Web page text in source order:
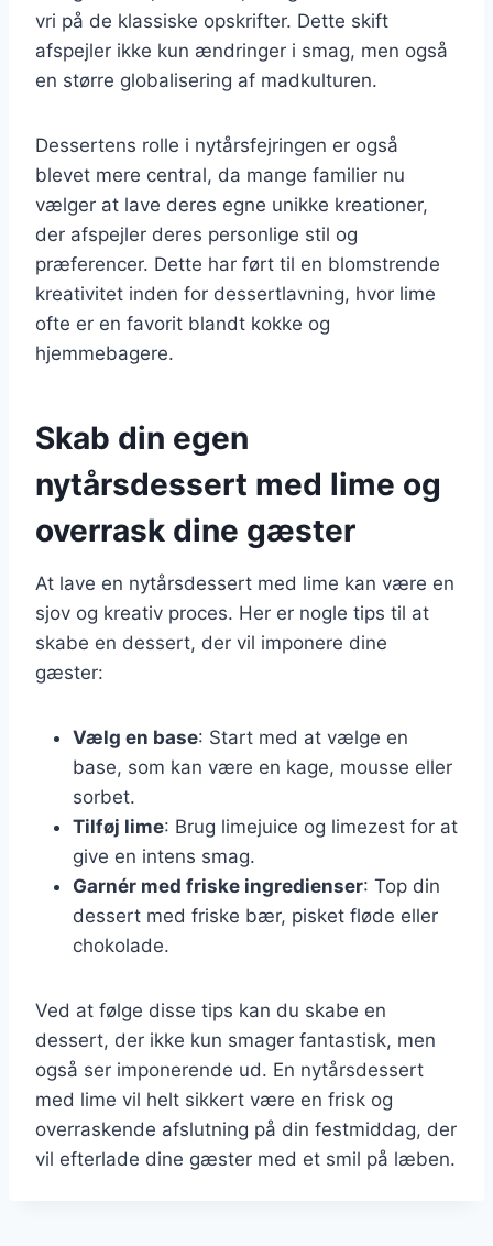
vri på de klassiske opskrifter. Dette skift
afspejler ikke kun ændringer i smag, men også
en større globalisering af madkulturen.
Dessertens rolle i nytårsfejringen er også
blevet mere central, da mange familier nu
vælger at lave deres egne unikke kreationer,
der afspejler deres personlige stil og
præferencer. Dette har ført til en blomstrende
kreativitet inden for dessertlavning, hvor lime
ofte er en favorit blandt kokke og
hjemmebagere.
Skab din egen
nytårsdessert med lime og
overrask dine gæster
At lave en nytårsdessert med lime kan være en
sjov og kreativ proces. Her er nogle tips til at
skabe en dessert, der vil imponere dine
gæster:
Vælg en base: Start med at vælge en
base, som kan være en kage, mousse eller
sorbet.
Tilføj lime: Brug limejuice og limezest for at
give en intens smag.
Garnér med friske ingredienser: Top din
dessert med friske bær, pisket fløde eller
chokolade.
Ved at følge disse tips kan du skabe en
dessert, der ikke kun smager fantastisk, men
også ser imponerende ud. En nytårsdessert
med lime vil helt sikkert være en frisk og
overraskende afslutning på din festmiddag, der
vil efterlade dine gæster med et smil på læben.